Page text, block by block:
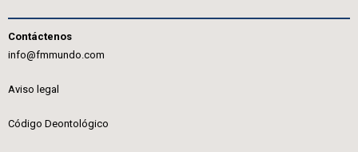
Contáctenos
info@fmmundo.com
Aviso legal
Código Deontológico